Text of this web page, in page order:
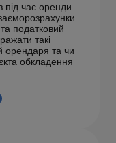
під час оренди
податковий
такі
орендаря та чи
обкладення